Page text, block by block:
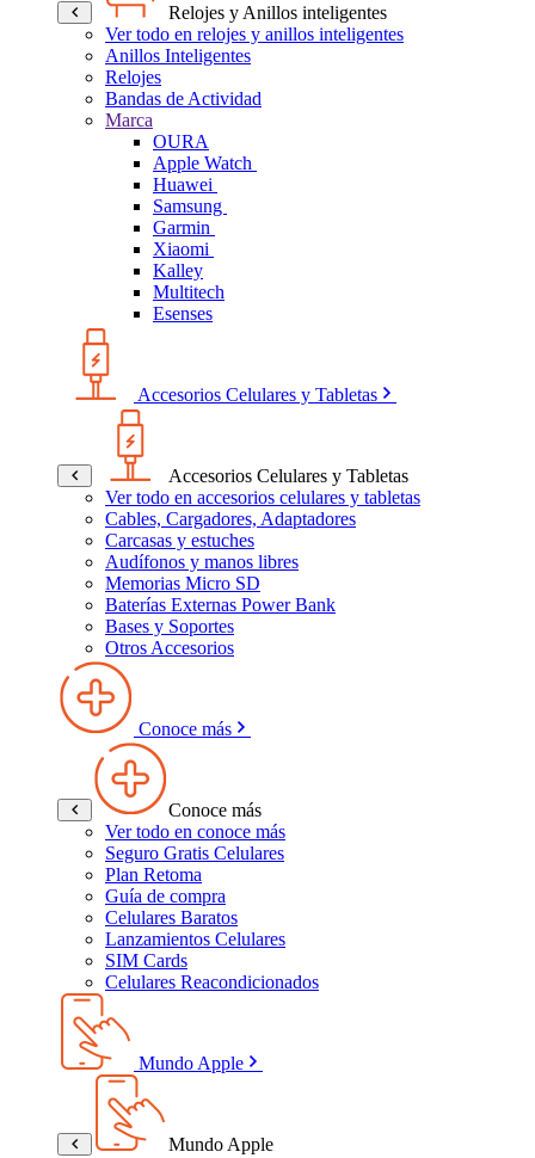
Relojes y Anillos inteligentes
Ver todo en relojes y anillos inteligentes
Anillos Inteligentes
Relojes
Bandas de Actividad
Marca
OURA
Apple Watch
Huawei
Samsung
Garmin
Xiaomi
Kalley
Multitech
Esenses
Accesorios Celulares y Tabletas
Accesorios Celulares y Tabletas
Ver todo en accesorios celulares y tabletas
Cables, Cargadores, Adaptadores
Carcasas y estuches
Audífonos y manos libres
Memorias Micro SD
Baterías Externas Power Bank
Bases y Soportes
Otros Accesorios
Conoce más
Conoce más
Ver todo en conoce más
Seguro Gratis Celulares
Plan Retoma
Guía de compra
Celulares Baratos
Lanzamientos Celulares
SIM Cards
Celulares Reacondicionados
Mundo Apple
Mundo Apple